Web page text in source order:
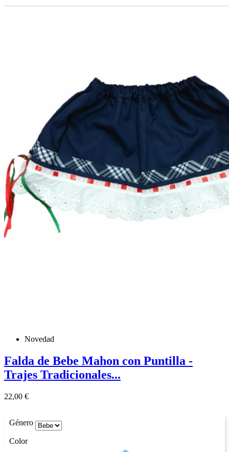
Novedad
Falda de Bebe Mahon con Puntilla -
Trajes Tradicionales...
Precio
22,00 €
Género
Color